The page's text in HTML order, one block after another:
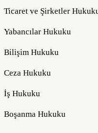
Ticaret ve Şirketler
Yabancılar Hukuku
Bilişim Hukuku
Ceza Hukuku
İş Hukuku
Boşanma Hukuku